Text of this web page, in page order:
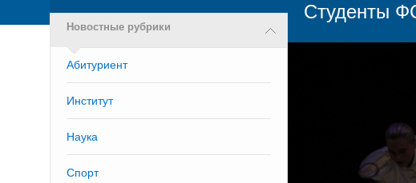
Новостные рубрики
Абитуриент
Институт
Наука
Спорт
Студенты